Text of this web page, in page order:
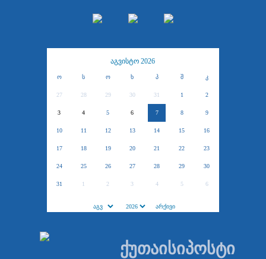
აგვისტო 2026
ო ს ო ხ პ შ კ
27 28 29 30 31 1 2
3 4 5 6 7 8 9
10 11 12 13 14 15 16
17 18 19 20 21 22 23
24 25 26 27 28 29 30
31 1 2 3 4 5 6
ქუთაისიპოსტი